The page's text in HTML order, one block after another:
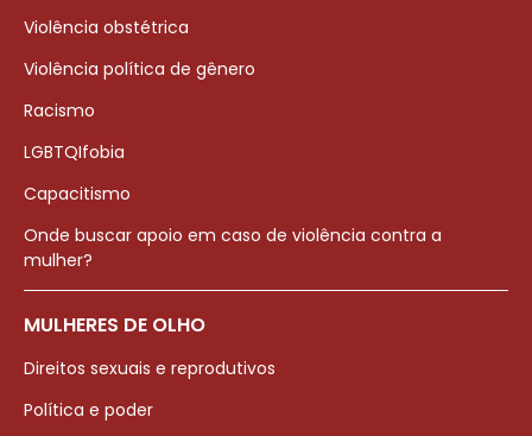
Violência obstétrica
Violência política de gênero
Racismo
LGBTQIfobia
Capacitismo
Onde buscar apoio em caso de violência contra a
mulher?
MULHERES DE OLHO
Direitos sexuais e reprodutivos
Política e poder